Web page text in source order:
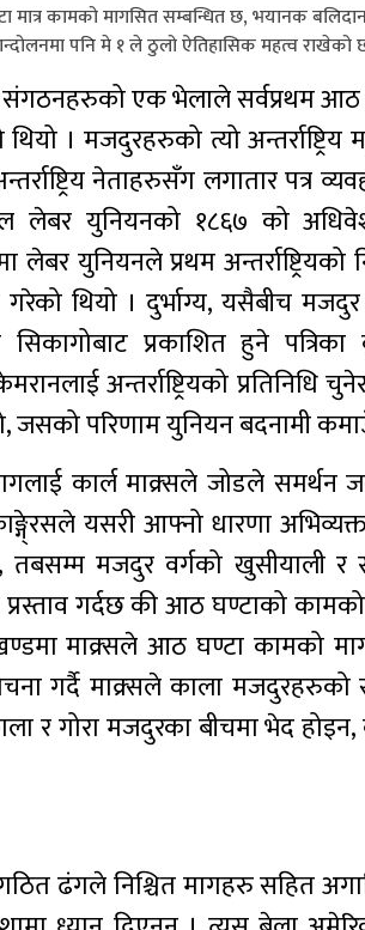
कामको मागसित सम्बन्धित छ, भयानक
पनि मे १ ले ठुलो ऐतिहासिक महत्व राखेको
एक भेलाले सर्वप्रथम
। मजदुरहरुको त्यो
नेताहरुसँग लगातार पत्र
युनियनको १८६७ को
युनियनले प्रथम अन्तर्राष्ट्रियको
थियो । दुर्भाग्य, यसैबीच
प्रकाशित हुने पत्रिका
अन्तर्राष्ट्रियको प्रतिनिधि
जसको परिणाम युनियन बदनामी
कार्ल माक्र्सले जोडले समर्थन
काङ्गे्रसले यसरी आफ्नो धारणा
मजदुर वर्गको खुसीयाली र
गर्दछ की आठ घण्टाको
माक्र्सले आठ घण्टा कामको
गर्दै माक्र्सले काला मजदुरहरुको
र गोरा मजदुरका बीचमा भेद होइन,
ढंगले निश्चित मागहरु सहित